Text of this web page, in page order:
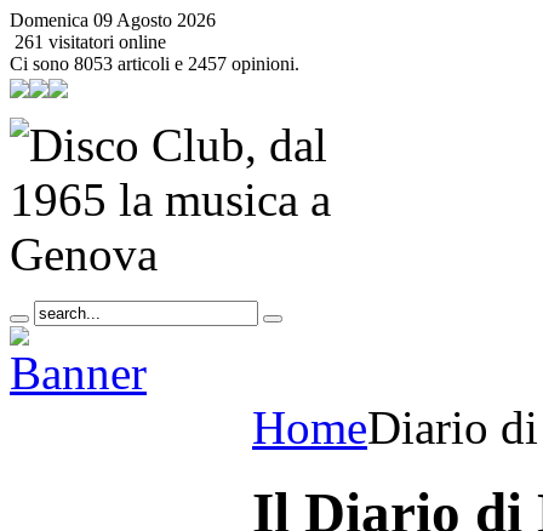
Domenica 09 Agosto 2026
261 visitatori online
Ci sono 8053 articoli e 2457 opinioni.
HomeDiario
Il Diario di